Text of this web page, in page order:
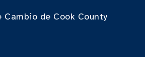
de Cook County